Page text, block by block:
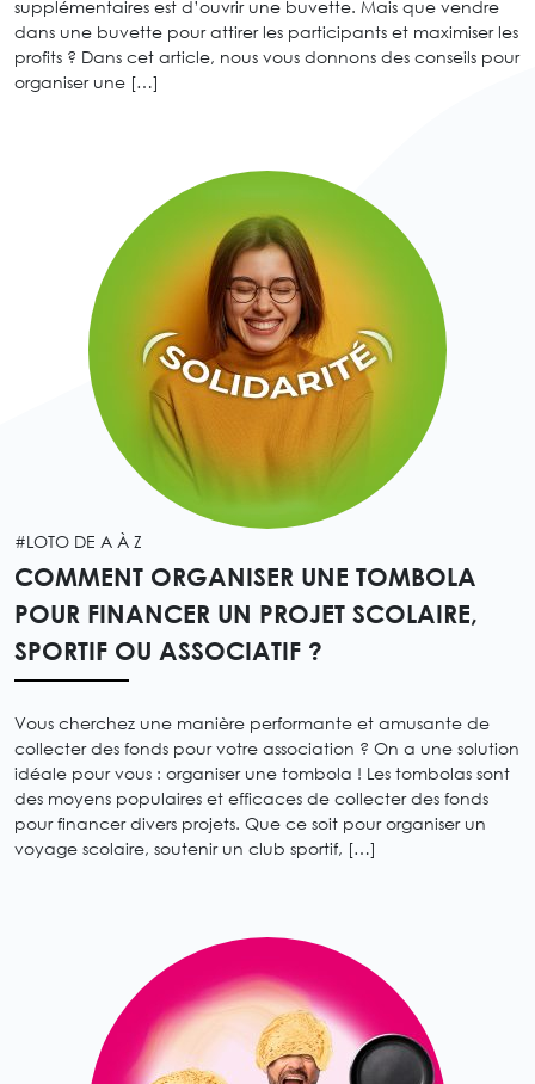
supplémentaires est d’ouvrir une buvette. Mais que vendre
dans une buvette pour attirer les participants et maximiser les
profits ? Dans cet article, nous vous donnons des conseils pour
organiser une […]
#LOTO DE A À Z
COMMENT ORGANISER UNE TOMBOLA
POUR FINANCER UN PROJET SCOLAIRE,
SPORTIF OU ASSOCIATIF ?
Vous cherchez une manière performante et amusante de
collecter des fonds pour votre association ? On a une solution
idéale pour vous : organiser une tombola ! Les tombolas sont
des moyens populaires et efficaces de collecter des fonds
pour financer divers projets. Que ce soit pour organiser un
voyage scolaire, soutenir un club sportif, […]